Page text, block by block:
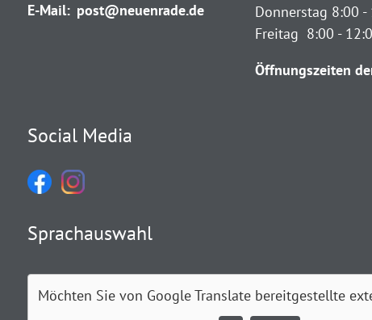
E-Mail: post@neuenrade.de
Donnerstag 8:00
Freitag 8:00 -
Öffnungszeiten
Social Media
Sprachauswahl
Möchten Sie von Google Translatebereitgestellte